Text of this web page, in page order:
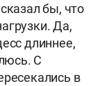
бы, что
Да,
длиннее,
С
в